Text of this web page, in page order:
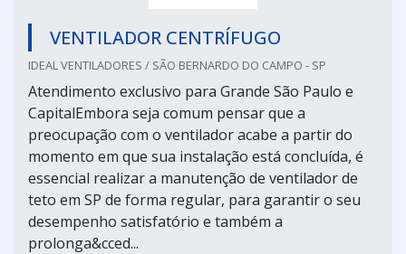
VENTILADOR CENTRÍFUGO
IDEAL VENTILADORES / SÃO BERNARDO DO CAMPO - SP
Atendimento exclusivo para Grande São Paulo e
CapitalEmbora seja comum pensar que a
preocupação com o ventilador acabe a partir do
momento em que sua instalação está concluída, é
essencial realizar a manutenção de ventilador de
teto em SP de forma regular, para garantir o seu
desempenho satisfatório e também a
prolonga&cced...